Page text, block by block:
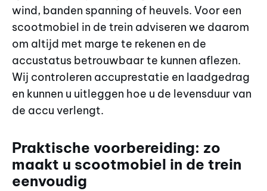
wind, banden spanning of heuvels. Voor een
scootmobiel in de trein adviseren we daarom
om altijd met marge te rekenen en de
accustatus betrouwbaar te kunnen aflezen.
Wij controleren accuprestatie en laadgedrag
en kunnen u uitleggen hoe u de levensduur van
de accu verlengt.
Praktische voorbereiding: zo
maakt u scootmobiel in de trein
eenvoudig